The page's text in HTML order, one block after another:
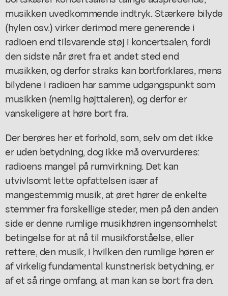
musikken uvedkommende indtryk. Stærkere bilyde
(hylen osv.) virker derimod mere generende i
radioen end tilsvarende støj i koncertsalen, fordi
den sidste når øret fra et andet sted end
musikken, og derfor straks kan bortforklares, mens
bilydene i radioen har samme udgangspunkt som
musikken (nemlig højttaleren), og derfor er
vanskeligere at høre bort fra.
Der berøres her et forhold, som, selv om det ikke
er uden betydning, dog ikke må overvurderes:
radioens mangel på rumvirkning. Det kan
utvivlsomt lette opfattelsen især af
mangestemmig musik, at øret hører de enkelte
stemmer fra forskellige steder, men på den anden
side er denne rumlige musikhøren ingensomhelst
betingelse for at nå til musikforståelse, eller
rettere, den musik, i hvilken den rumlige høren er
af virkelig fundamental kunstnerisk betydning, er
af et så ringe omfang, at man kan se bort fra den.